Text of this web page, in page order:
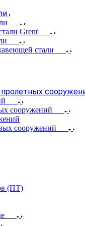
Grent
стали
сооружений
сооружений
(ПТ)